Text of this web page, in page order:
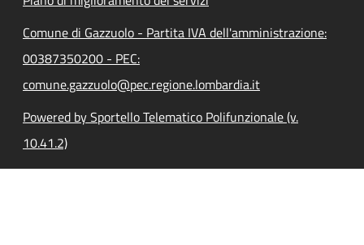
Comune di Gazzuolo - Partita IVA dell'amministrazione:
00387350200 - PEC:
comune.gazzuolo@pec.regione.lombardia.it
Powered by Sportello Telematico Polifunzionale (v.
10.41.2)